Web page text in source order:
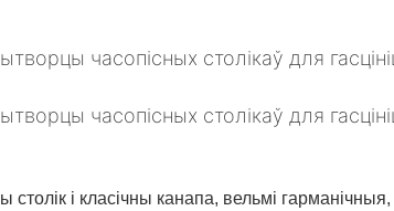
столік і класічны канапа, вельмі